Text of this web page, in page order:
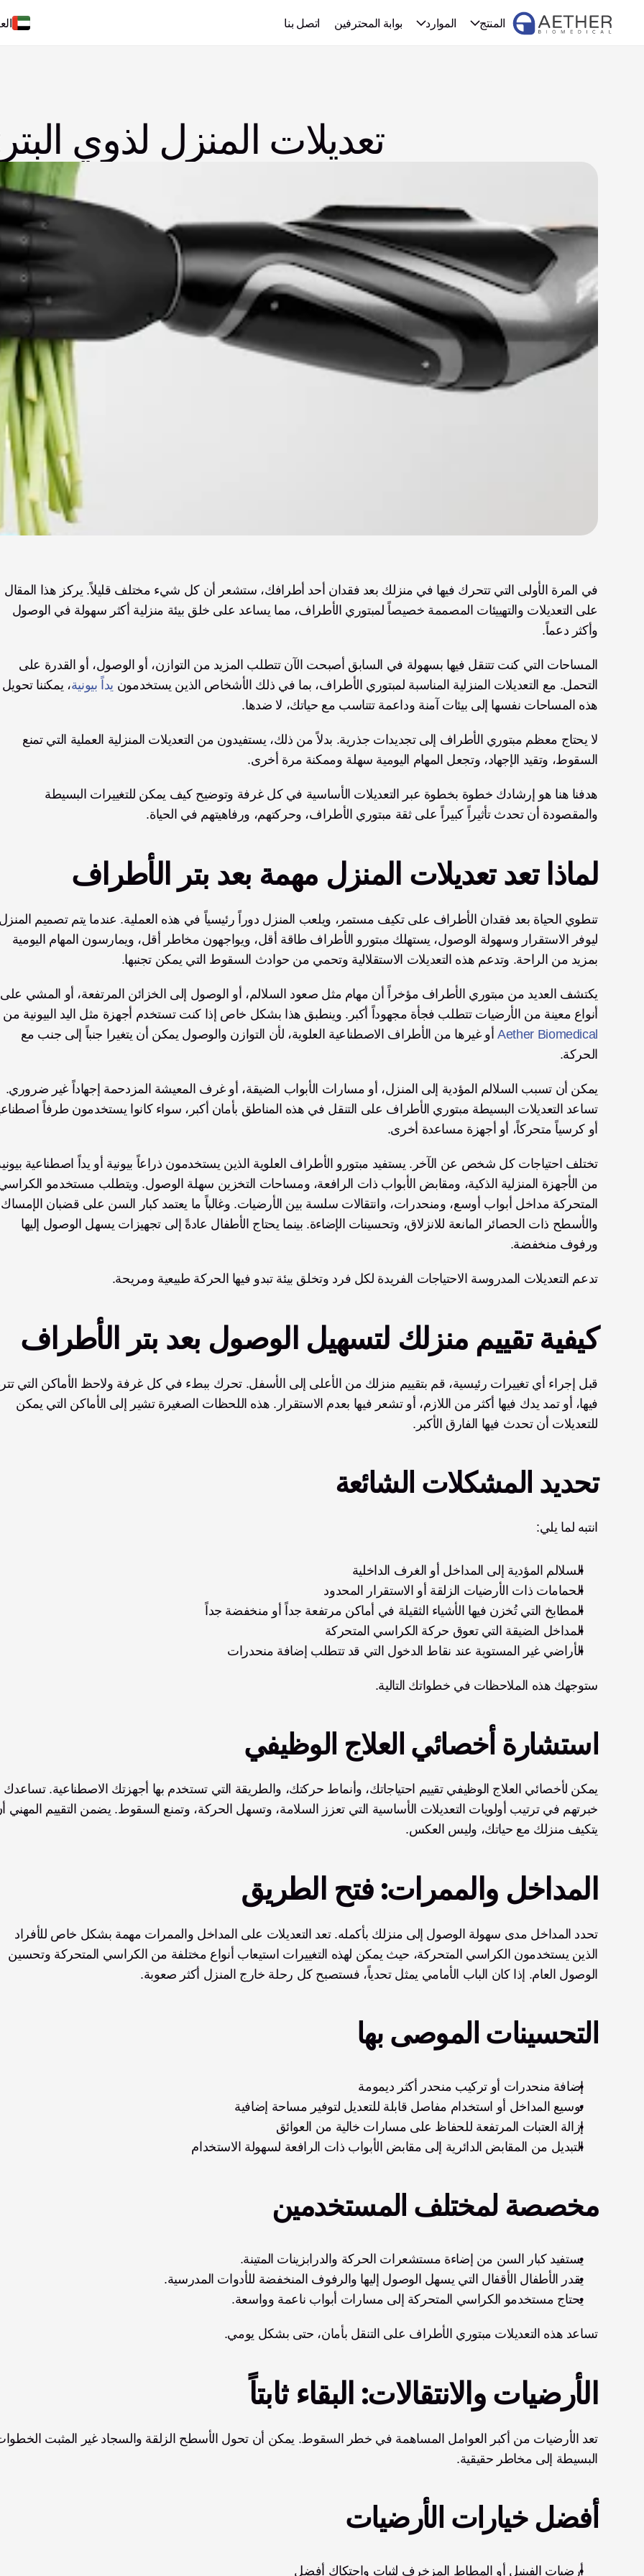
المنتج الموارد بوابة المحترفين اتصل بنا
تعديلات المنزل لذوي
وأكثر دعماً.
التحمل. مع التعديلات المنزلية المناسبة لمبتوري الأطراف، بما في ذلك الأشخاص الذين يستخدمون يداً بيونية
هذه المساحات نفسها إلى بيئات آمنة وداعمة تتناسب مع حياتك، لا ضدها.
السقوط، وتقيد الإجهاد، وتجعل المهام اليومية سهلة وممكنة مرة أخرى.
والمقصودة أن تحدث تأثيراً كبيراً على ثقة مبتوري الأطراف، وحركتهم، ورفاهيتهم في الحياة.
لماذا تعد تعديلات المنزل مهمة بعد بتر الأطراف
بمزيد من الراحة. وتدعم هذه التعديلات الاستقلالية وتحمي من حوادث السقوط التي يمكن تجنبها.
أنواع معينة من الأرضيات تتطلب فجأة مجهوداً أكبر. وينطبق هذا بشكل خاص إذا كنت تستخدم أجهزة مثل اليد البيونية من
Aether Biomedical
الحركة.
أو كرسياً متحركاً، أو أجهزة مساعدة أخرى.
ورفوف منخفضة.
تدعم التعديلات المدروسة الاحتياجات الفريدة لكل فرد وتخلق بيئة تبدو فيها الحركة طبيعية ومريحة.
كيفية تقييم منزلك لتسهيل الوصول بعد بتر الأطراف
للتعديلات أن تحدث فيها الفارق الأكبر.
تحديد المشكلات الشائعة
انتبه لما يلي:
السلالم المؤدية إلى المداخل أو الغرف الداخلية
الحمامات ذات الأرضيات الزلقة أو الاستقرار المحدود
المطابخ التي تُخزن فيها الأشياء الثقيلة في أماكن مرتفعة جداً أو منخفضة جداً
المداخل الضيقة التي تعوق حركة الكراسي المتحركة
الأراضي غير المستوية عند نقاط الدخول التي قد تتطلب إضافة منحدرات
ستوجهك هذه الملاحظات في خطواتك التالية.
استشارة أخصائي العلاج الوظيفي
يتكيف منزلك مع حياتك، وليس العكس.
المداخل والممرات: فتح الطريق
الوصول العام. إذا كان الباب الأمامي يمثل تحدياً، فستصبح كل رحلة خارج المنزل أكثر صعوبة.
التحسينات الموصى بها
إضافة منحدرات أو تركيب منحدر أكثر ديمومة
توسيع المداخل أو استخدام مفاصل قابلة للتعديل لتوفير مساحة إضافية
إزالة العتبات المرتفعة للحفاظ على مسارات خالية من العوائق
التبديل من المقابض الدائرية إلى مقابض الأبواب ذات الرافعة لسهولة الاستخدام
مخصصة لمختلف المستخدمين
يستفيد كبار السن من إضاءة مستشعرات الحركة والدرابزينات المتينة.
يقدر الأطفال الأقفال التي يسهل الوصول إليها والرفوف المنخفضة للأدوات المدرسية.
يحتاج مستخدمو الكراسي المتحركة إلى مسارات أبواب ناعمة وواسعة.
تساعد هذه التعديلات مبتوري الأطراف على التنقل بأمان، حتى بشكل يومي.
الأرضيات والانتقالات: البقاء ثابتاً
البسيطة إلى مخاطر حقيقية.
أفضل خيارات الأرضيات
أرضيات الفينيل أو المطاط المزخرف لثبات واحتكاك أفضل